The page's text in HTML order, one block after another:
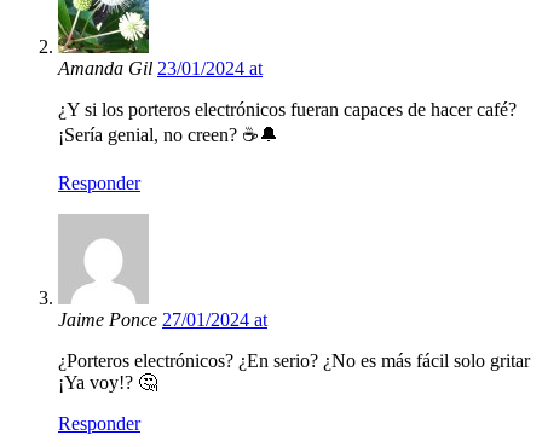
Amanda Gil 23/01/2024 at
¿Y si los porteros electrónicos fueran capaces de hacer café?
¡Sería genial, no creen? ☕🔔
Responder
Jaime Ponce 27/01/2024 at
¿Porteros electrónicos? ¿En serio? ¿No es más fácil solo gritar
¡Ya voy!? 🤔
Responder